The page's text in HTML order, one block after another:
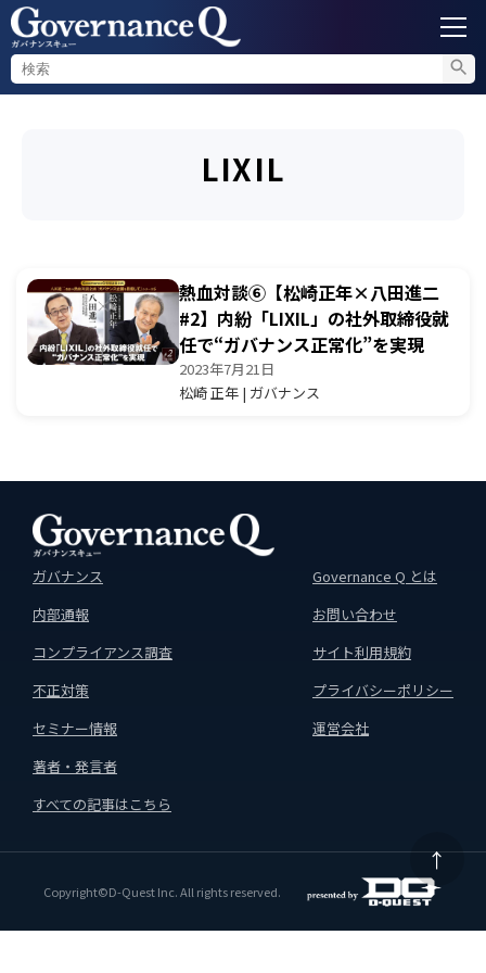
内部通報
不正対策
セミナー情報
LIXIL
熱血対談⑥【松崎正年×八田進二
#2】内紛「LIXIL」の社外取締役就
任で“ガバナンス正常化”を実現
2023年7月21日
松崎 正年 | ガバナンス
↑
ガバナンス
内部通報
コンプライアンス調査
不正対策
セミナー情報
著者・発言者
すべての記事はこちら
Governance Q とは
お問い合わせ
サイト利用規約
プライバシーポリシー
運営会社
Copyright©D-Quest Inc. All rights reserved.